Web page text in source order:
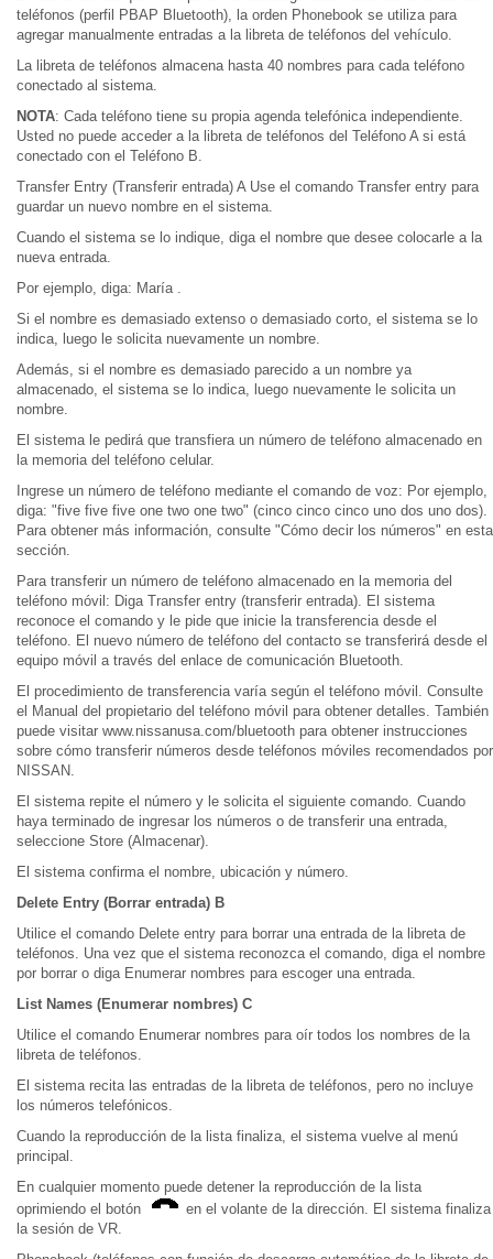
teléfonos (perfil PBAP Bluetooth), la orden Phonebook se utiliza para
agregar manualmente entradas a la libreta de teléfonos del vehículo.
La libreta de teléfonos almacena hasta 40 nombres para cada teléfono
conectado al sistema.
NOTA: Cada teléfono tiene su propia agenda telefónica independiente.
Usted no puede acceder a la libreta de teléfonos del Teléfono A si está
conectado con el Teléfono B.
Transfer Entry (Transferir entrada) A Use el comando Transfer entry para
guardar un nuevo nombre en el sistema.
Cuando el sistema se lo indique, diga el nombre que desee colocarle a la
nueva entrada.
Por ejemplo, diga: María .
Si el nombre es demasiado extenso o demasiado corto, el sistema se lo
indica, luego le solicita nuevamente un nombre.
Además, si el nombre es demasiado parecido a un nombre ya
almacenado, el sistema se lo indica, luego nuevamente le solicita un
nombre.
El sistema le pedirá que transfiera un número de teléfono almacenado en
la memoria del teléfono celular.
Ingrese un número de teléfono mediante el comando de voz: Por ejemplo,
diga: "five five five one two one two" (cinco cinco cinco uno dos uno dos).
Para obtener más información, consulte "Cómo decir los números" en esta
sección.
Para transferir un número de teléfono almacenado en la memoria del
teléfono móvil: Diga Transfer entry (transferir entrada). El sistema
reconoce el comando y le pide que inicie la transferencia desde el
teléfono. El nuevo número de teléfono del contacto se transferirá desde el
equipo móvil a través del enlace de comunicación Bluetooth.
El procedimiento de transferencia varía según el teléfono móvil. Consulte
el Manual del propietario del teléfono móvil para obtener detalles. También
puede visitar www.nissanusa.com/bluetooth para obtener instrucciones
sobre cómo transferir números desde teléfonos móviles recomendados por
NISSAN.
El sistema repite el número y le solicita el siguiente comando. Cuando
haya terminado de ingresar los números o de transferir una entrada,
seleccione Store (Almacenar).
El sistema confirma el nombre, ubicación y número.
Delete Entry (Borrar entrada) B
Utilice el comando Delete entry para borrar una entrada de la libreta de
teléfonos. Una vez que el sistema reconozca el comando, diga el nombre
por borrar o diga Enumerar nombres para escoger una entrada.
List Names (Enumerar nombres) C
Utilice el comando Enumerar nombres para oír todos los nombres de la
libreta de teléfonos.
El sistema recita las entradas de la libreta de teléfonos, pero no incluye
los números telefónicos.
Cuando la reproducción de la lista finaliza, el sistema vuelve al menú
principal.
En cualquier momento puede detener la reproducción de la lista
oprimiendo el botón
en el volante de la dirección. El sistema finaliza
la sesión de VR.